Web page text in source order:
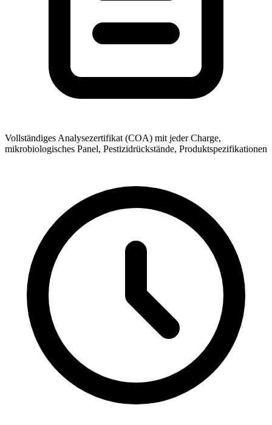
Vollständiges Analysezertifikat (COA) mit jeder Charge,
mikrobiologisches Panel, Pestizidrückstände, Produktspezifikationen